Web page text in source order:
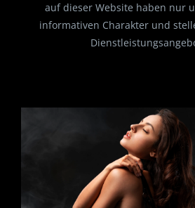
auf dieser Website haben nur
informativen Charakter und